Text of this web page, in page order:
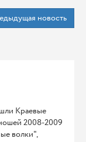
новость
Краевые
2008-2009
волки",